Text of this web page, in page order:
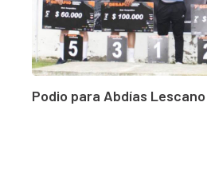
Podio para Abdías